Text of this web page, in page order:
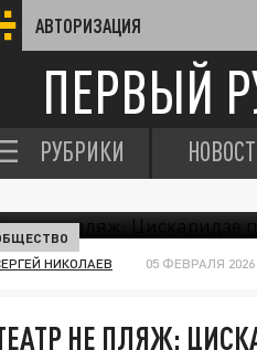
АВТОРИЗАЦИЯ
ПЕРВЫЙ
РУБРИКИ
НИКОЛАЕВ 05 ФЕВРАЛЯ 2026
НЕ ПЛЯЖ: